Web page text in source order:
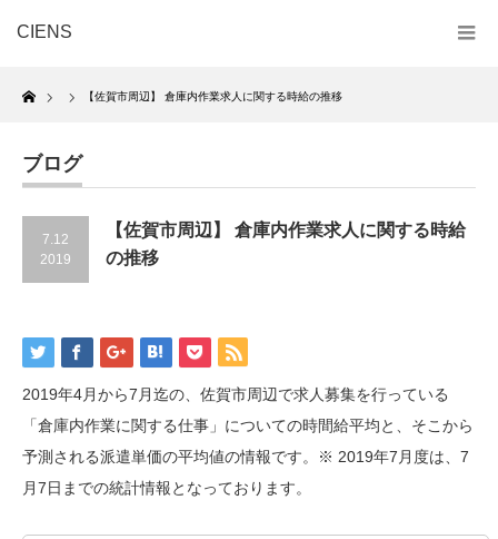
CIENS
Home
【佐賀市周辺】 倉庫内作業求人に関する時給の推移
ブログ
7.12
2019
【佐賀市周辺】 倉庫内作業求人に関する時給
の推移
2019年4月から7月迄の、佐賀市周辺で求人募集を行っている
「倉庫内作業に関する仕事」についての時間給平均と、そこから
予測される派遣単価の平均値の情報です。※ 2019年7月度は、7
月7日までの統計情報となっております。